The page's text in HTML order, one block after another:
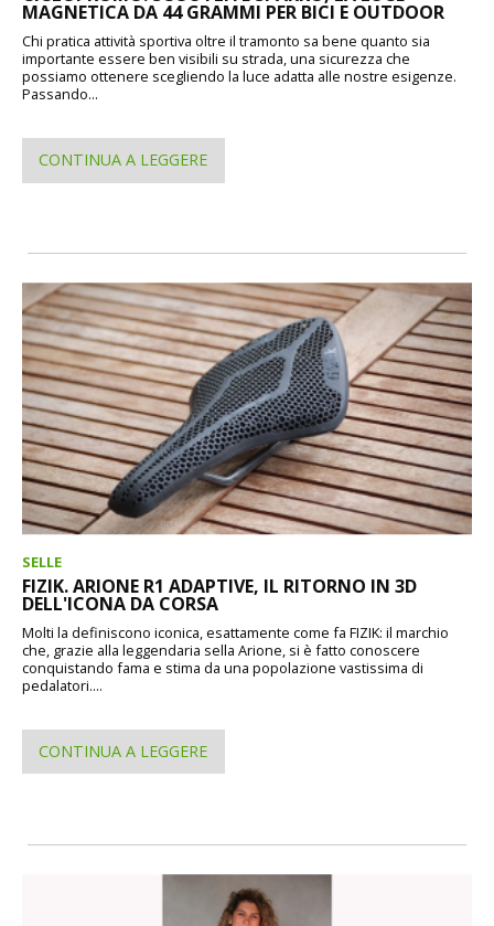
MAGNETICA DA 44 GRAMMI PER BICI E OUTDOOR
Chi pratica attività sportiva oltre il tramonto sa bene quanto sia
importante essere ben visibili su strada, una sicurezza che
possiamo ottenere scegliendo la luce adatta alle nostre esigenze.
Passando...
CONTINUA A LEGGERE
SELLE
FIZIK. ARIONE R1 ADAPTIVE, IL RITORNO IN 3D
DELL'ICONA DA CORSA
Molti la definiscono iconica, esattamente come fa FIZIK: il marchio
che, grazie alla leggendaria sella Arione, si è fatto conoscere
conquistando fama e stima da una popolazione vastissima di
pedalatori....
CONTINUA A LEGGERE